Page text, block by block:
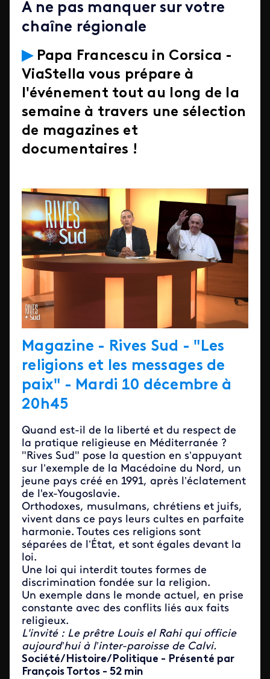
À ne pas manquer sur votre
chaîne régionale
▶ Papa Francescu in Corsica -
ViaStella vous prépare à
l'événement tout au long de la
semaine à travers une sélection
de magazines et
documentaires !
Magazine - Rives Sud - "Les
religions et les messages de
paix" - Mardi 10 décembre à
20h45
Quand est-il de la liberté et du respect de
la pratique religieuse en Méditerranée ?
"Rives Sud" pose la question en s’appuyant
sur l’exemple de la Macédoine du Nord, un
jeune pays créé en 1991, après l’éclatement
de l'ex-Yougoslavie.
Orthodoxes, musulmans, chrétiens et juifs,
vivent dans ce pays leurs cultes en parfaite
harmonie. Toutes ces religions sont
séparées de l’État, et sont égales devant la
loi.
Une loi qui interdit toutes formes de
discrimination fondée sur la religion.
Un exemple dans le monde actuel, en prise
constante avec des conflits liés aux faits
religieux.
L'invité : Le prêtre Louis el Rahi qui officie
aujourd’hui à l’inter-paroisse de Calvi.
Société/Histoire/Politique - Présenté par
François Tortos - 52 min